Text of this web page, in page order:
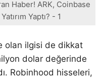
Haber! ARK, Coinbase
Yaptı? - 1
olan ilgisi de dikkat
dolar değerinde
Robinhood hisseleri,